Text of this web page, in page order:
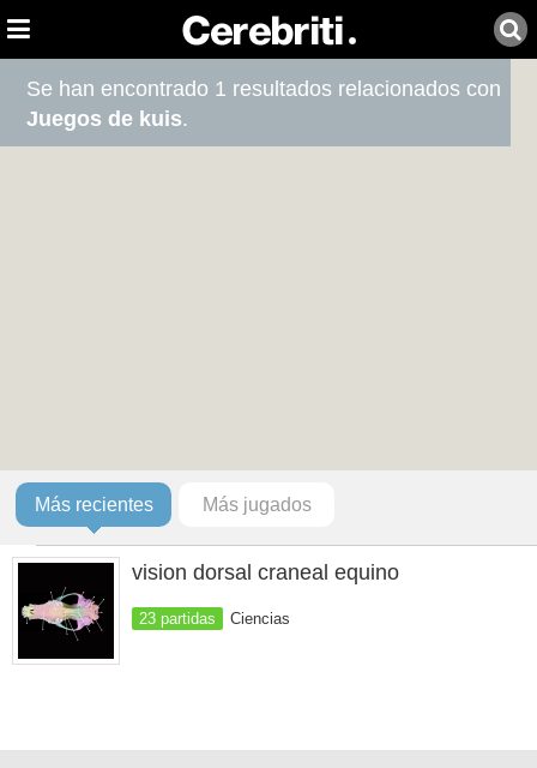
Se han encontrado 1 resultados relacionados con
Juegos de kuis.
Más recientes Más jugados
vision dorsal craneal equino
23 partidas Ciencias